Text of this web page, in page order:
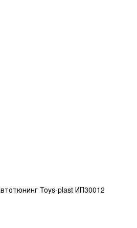
Toys-plast ИП30012